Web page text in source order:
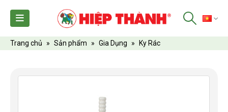
Trang chủ » Sản phẩm » Gia Dụng » Ky Rác